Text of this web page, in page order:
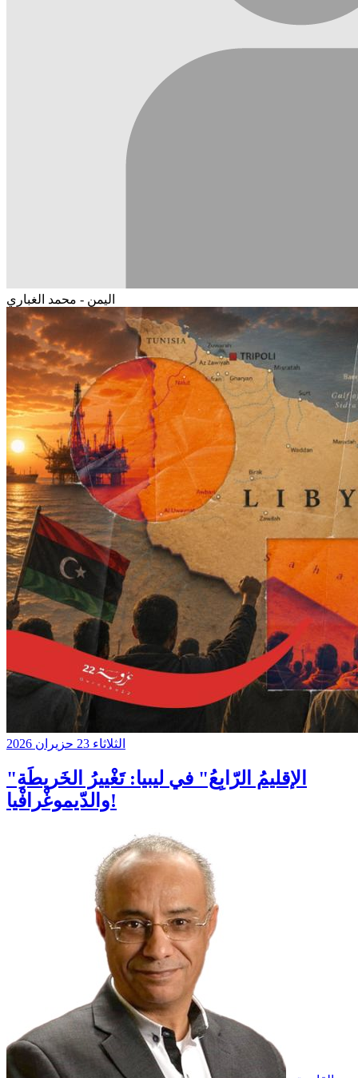
اليمن - محمد الغباري
الثلاثاء 23 حزيران 2026
"الإقليمُ الرّابِعُ" في ليبيا: تَغْييرُ الخَريطَةِ
والدّيموغْرافْيا!